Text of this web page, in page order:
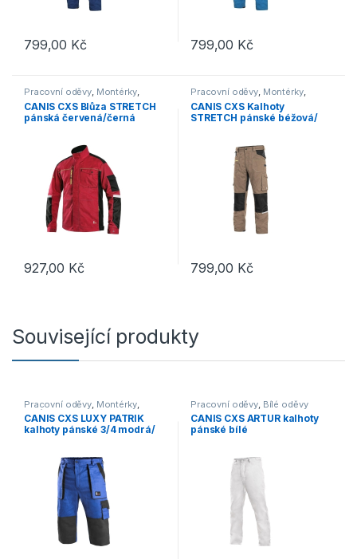
799,00 Kč
Tento produkt má více variant. Možnosti lze vybrat na stránce
799,00 Kč
Tento produkt má více
Pracovní oděvy Montérky,
CANIS CXS Blůza STRETCH
pánská červená/černá
927,00 Kč
Tento produkt má více variant. Možnosti lze vybrat na stránce
Pracovní oděvy Montérky,
CANIS CXS Kalhoty
STRETCH pánské béžová/
799,00 Kč
Tento produkt má více
Související produkty
Pracovní oděvy Montérky,
Kraťasy
CANIS CXS LUXY PATRIK
kalhoty pánské 3/4 modrá/
Pracovní oděvy Bílé oděvy
CANIS CXS ARTUR kalhoty
pánské bílé